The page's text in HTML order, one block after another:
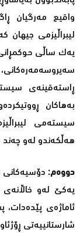
واقیع مەرگیان
لیبراڵیزمی جیهان
یەك ساڵی
ڕاستەقینەی
بەهاکان
سیستەمی
هەڵکەندو لەو
دووەم: دۆسیەکانی
یەکێ لەو خاڵانەی
ئاماژەی پێدەدات،
شارستانییەتی